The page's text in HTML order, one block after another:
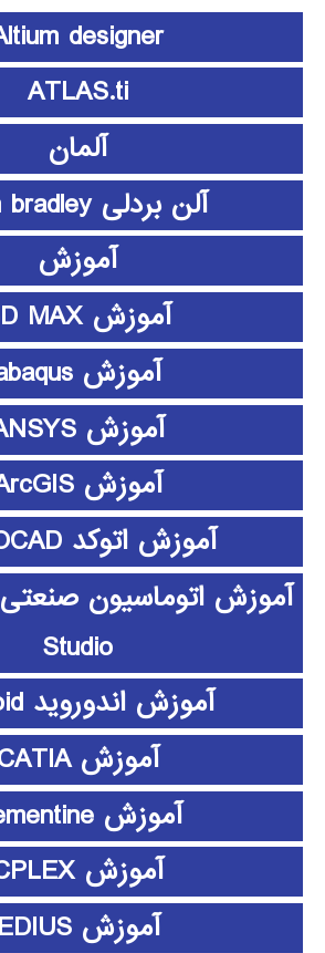
designer
ATLAS.ti
آلمان
آلن بردلی Allen bradley
آموزش
آموزش 3D MAX
آموزش abaqus
آموزش ANSYS
آموزش ArcGIS
آموزش اتوکد AUTOCAD
Studio
آموزش اندوروید android
آموزش CATIA
آموزش clementine
آموزش CPLEX
آموزش EDIUS